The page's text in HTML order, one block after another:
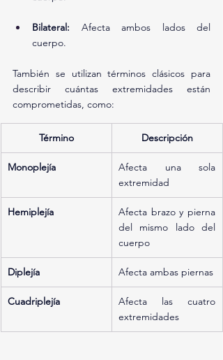
Bilateral: Afecta ambos lados del
cuerpo.
También se utilizan términos clásicos para
describir cuántas extremidades están
comprometidas, como:
Término Descripción
Monoplejía
Afecta una sola
extremidad
Hemiplejía
Afecta brazo y pierna
del mismo lado del
cuerpo
Diplejía Afecta ambas piernas
Cuadriplejía
Afecta las cuatro
extremidades